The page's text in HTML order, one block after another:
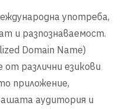
употреба,
и разпознаваемост.
Domain Name)
различни езикови
приложение,
аудитория и